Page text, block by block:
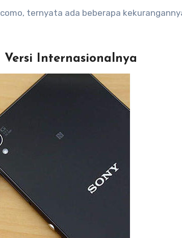
ternyata ada beberapa
Versi Internasionalnya